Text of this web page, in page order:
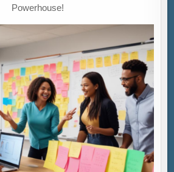
Powerhouse!